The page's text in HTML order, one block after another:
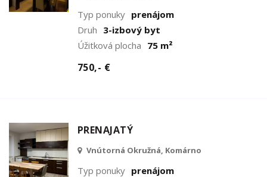
Typ ponuky prenájom
Druh 3-izbový byt
Úžitková plocha 75 m²
750,- €
PRENAJATÝ
Vnútorná Okružná, Komárno
Typ ponuky prenájom